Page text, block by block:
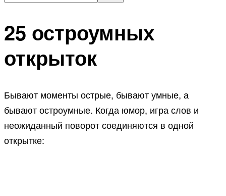
25 остроумных
открыток
Бывают моменты острые, бывают умные, а
бывают остроумные. Когда юмор, игра слов и
неожиданный поворот соединяются в одной
открытке: